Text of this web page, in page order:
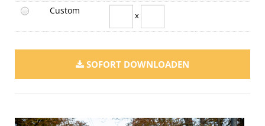
Custom x
SOFORT DOWNLOADEN